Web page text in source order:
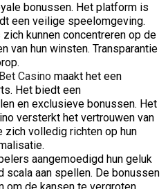
bonussen. Het platform is
een veilige speelomgeving.
kunnen concentreren op de
van hun winsten. Transparantie
Casino maakt het een
Het biedt een
en exclusieve bonussen. Het
versterkt het vertrouwen van
zich volledig richten op hun
aangemoedigd hun geluk
scala aan spellen. De bonussen